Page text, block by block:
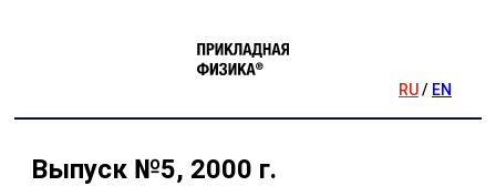
RU/ EN
Выпуск №5, 2000 г.